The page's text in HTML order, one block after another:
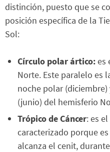
distinción, puesto que se
posición específica de la
Sol:
Círculo polar ártico:es
Norte. Este paralelo es
noche polar
(junio) del hemisferio
Trópico de Cáncer: es
caracterizado porque
alcanza el cenit,